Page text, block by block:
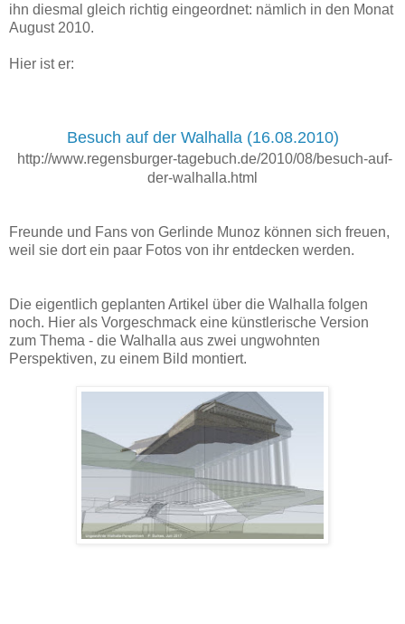
ihn diesmal gleich richtig eingeordnet: nämlich in den Monat
August 2010.
Hier ist er:
Besuch auf der Walhalla (16.08.2010)
http://www.regensburger-tagebuch.de/2010/08/besuch-auf-
der-walhalla.html
Freunde und Fans von Gerlinde Munoz können sich freuen,
weil sie dort ein paar Fotos von ihr entdecken werden.
Die eigentlich geplanten Artikel über die Walhalla folgen
noch. Hier als Vorgeschmack eine künstlerische Version
zum Thema - die Walhalla aus zwei ungwohnten
Perspektiven, zu einem Bild montiert.